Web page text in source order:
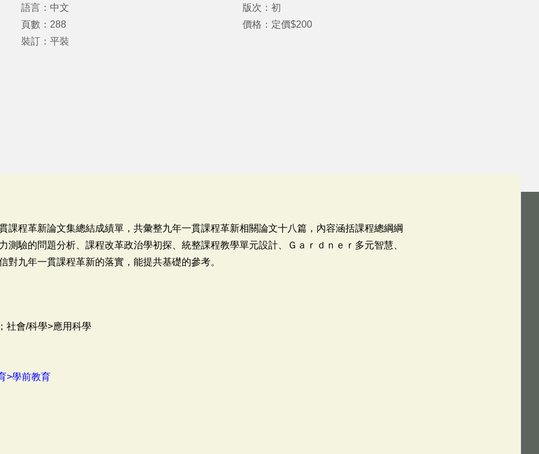
語言：中文
頁數：288
裝訂：平裝
版次：初
價格：定價$200
課程革新論文集總結成績單，共彙整九年一貫課程革新相關論文十八篇，內容涵括課程總綱綱
測驗的問題分析、課程改革政治學初探、統整課程教學單元設計、Ｇａｒｄｎｅｒ多元智慧、
對九年一貫課程革新的落實，能提共基礎的參考。
社會/科學>應用科學
>學前教育